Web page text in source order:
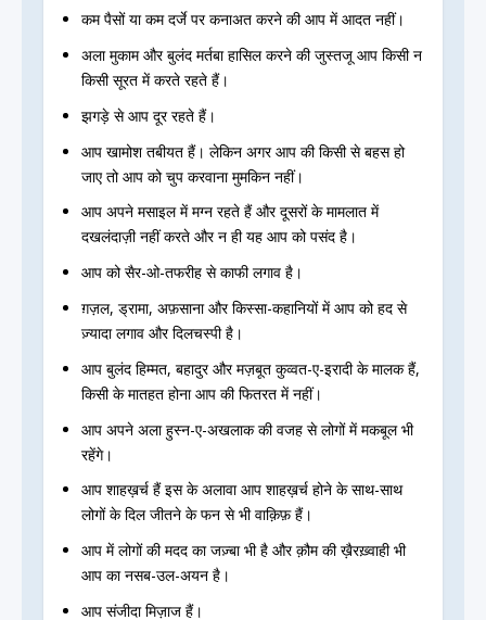
कम पैसों या कम दर्जे पर कनाअत करने की आप में आदत नहीं।
अला मुकाम और बुलंद मर्तबा हासिल करने की जुस्तजू आप किसी न
किसी सूरत में करते रहते हैं।
झगड़े से आप दूर रहते हैं।
आप खामोश तबीयत हैं। लेकिन अगर आप की किसी से बहस हो
जाए तो आप को चुप करवाना मुमकिन नहीं।
आप अपने मसाइल में मग्न रहते हैं और दूसरों के मामलात में
दखलंदाज़ी नहीं करते और न ही यह आप को पसंद है।
आप को सैर-ओ-तफरीह से काफी लगाव है।
ग़ज़ल, ड्रामा, अफ़साना और किस्सा-कहानियों में आप को हद से
ज़्यादा लगाव और दिलचस्पी है।
आप बुलंद हिम्मत, बहादुर और मज़बूत कुव्वत-ए-इरादी के मालक हैं,
किसी के मातहत होना आप की फितरत में नहीं।
आप अपने अला हुस्न-ए-अखलाक की वजह से लोगों में मकबूल भी
रहेंगे।
आप शाहख़र्च हैं इस के अलावा आप शाहख़र्च होने के साथ-साथ
लोगों के दिल जीतने के फन से भी वाक़िफ़ हैं।
आप में लोगों की मदद का जज़्बा भी है और क़ौम की ख़ैरख़्वाही भी
आप का नसब-उल-अयन है।
आप संजीदा मिज़ाज हैं।